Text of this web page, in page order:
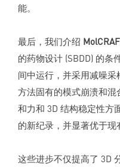
能。
最后，我们介绍
的药物设计 (SBDD) 的条
间中运行，并采用减噪
方法固有的模式崩溃和混
和力和 3D 结构稳定性方
的新纪录，并显著优于现
这些进步不仅提高了 3D